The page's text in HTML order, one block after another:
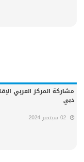
دبي
02 سبتمبر 2024